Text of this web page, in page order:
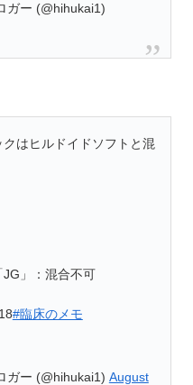
ガー (@hihukai1)
はヒルドイドソフトと混
JG」：混合不可
#臨床のメモ
ガー (@hihukai1) August